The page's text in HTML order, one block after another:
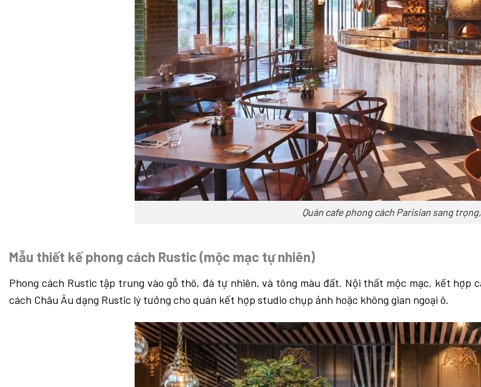
Quán cafe phong cách Parisian sang
Mẫu thiết kế phong cách Rustic (mộc mạc tự nhiên)
Phong cách Rustic tập trung vào gỗ thô, đá tự nhiên, và tông màu đất. Nội thất mộc mạc, kết hợp
cách Châu Âu dạng Rustic lý tưởng cho quán kết hợp studio chụp ảnh hoặc không gian ngoại ô.